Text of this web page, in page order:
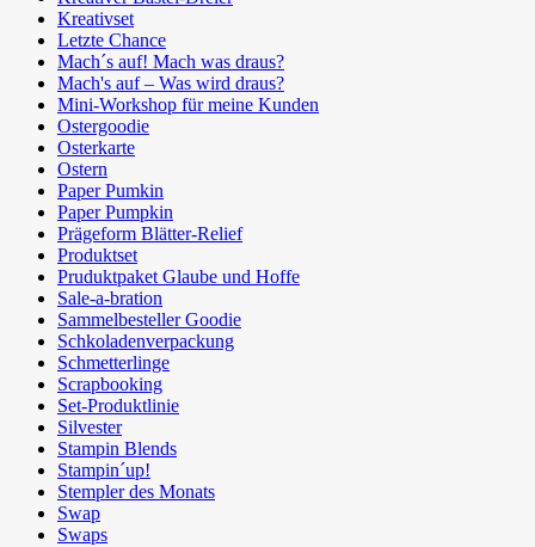
Kreativset
Letzte Chance
Mach´s auf! Mach was draus?
Mach's auf – Was wird draus?
Mini-Workshop für meine Kunden
Ostergoodie
Osterkarte
Ostern
Paper Pumkin
Paper Pumpkin
Prägeform Blätter-Relief
Produktset
Pruduktpaket Glaube und Hoffe
Sale-a-bration
Sammelbesteller Goodie
Schkoladenverpackung
Schmetterlinge
Scrapbooking
Set-Produktlinie
Silvester
Stampin Blends
Stampin´up!
Stempler des Monats
Swap
Swaps